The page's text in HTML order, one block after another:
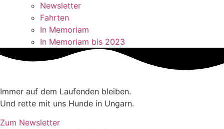
Newsletter
Fahrten
In Memoriam
In Memoriam bis 2023
Immer auf dem Laufenden bleiben.
Und rette mit uns Hunde in Ungarn.
Zum Newsletter